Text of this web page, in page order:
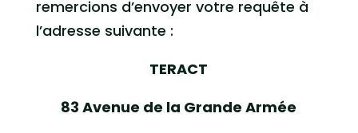
remercions d’envoyer votre requête à
l’adresse suivante :
TERACT
83 Avenue de la Grande Armée